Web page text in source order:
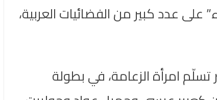
عدد كبير من الفضائيات العربية،
تسلّم امرأة الزعامة، في بطولة